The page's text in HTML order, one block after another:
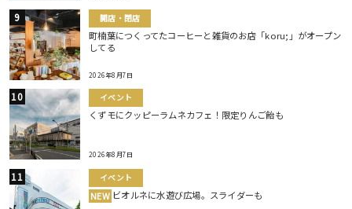
開店・閉店
町楠葉につくってたコーヒーと雑貨のお店「koru;」がオープン
してる
2026年8月7日
イベント
くずモにクッピーラムネカフェ！限定りんご飴も
2026年8月7日
イベント
NEW ビオルネに水遊び広場。スライダーも